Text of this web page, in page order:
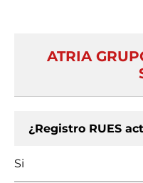
ATRIA
¿Registro RUES
Si